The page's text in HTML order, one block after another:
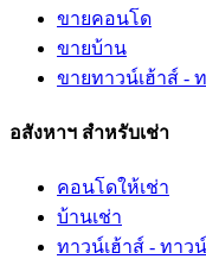
ขายคอนโด
ขายบ้าน
ขายทาวน์เฮ้าส์ -
อสังหาฯ สำหรับเช่า
คอนโดให้เช่า
บ้านเช่า
ทาวน์เฮ้าส์ - ทาว